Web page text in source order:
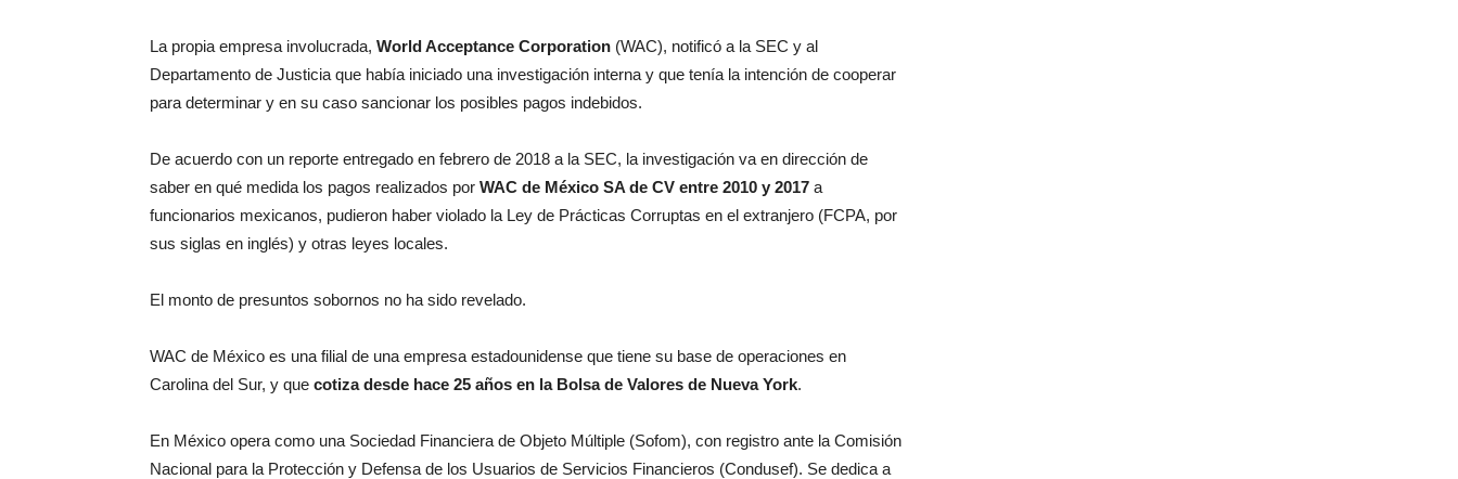
La propia empresa involucrada, World Acceptance Corporation (WAC), notificó a la SEC y al
Departamento de Justicia que había iniciado una investigación interna y que tenía la intención de cooperar
para determinar y en su caso sancionar los posibles pagos indebidos.
De acuerdo con un reporte entregado en febrero de 2018 a la SEC, la investigación va en dirección de
saber en qué medida los pagos realizados por WAC de México SA de CV entre 2010 y 2017 a
funcionarios mexicanos, pudieron haber violado la Ley de Prácticas Corruptas en el extranjero (FCPA, por
sus siglas en inglés) y otras leyes locales.
El monto de presuntos sobornos no ha sido revelado.
WAC de México es una filial de una empresa estadounidense que tiene su base de operaciones en
Carolina del Sur, y que cotiza desde hace 25 años en la Bolsa de Valores de Nueva York.
En México opera como una Sociedad Financiera de Objeto Múltiple (Sofom), con registro ante la Comisión
Nacional para la Protección y Defensa de los Usuarios de Servicios Financieros (Condusef). Se dedica a